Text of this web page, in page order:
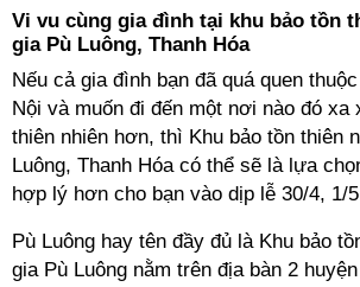
Vi vu cùng gia đình tại khu bảo tồn
gia Pù Luông, Thanh Hóa
Nếu cả gia đình bạn đã quá quen
Nội và muốn đi đến một nơi nào đó xa
thiên nhiên hơn, thì Khu bảo tồn thiên
Luông, Thanh Hóa có thể sẽ là lựa
hợp lý hơn cho bạn vào dịp lễ 30/4, 1/
Pù Luông hay tên đầy đủ là Khu bảo
gia Pù Luông nằm trên địa bàn 2